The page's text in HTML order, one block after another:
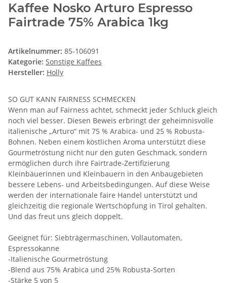
Kaffee Nosko Arturo Espresso
Fairtrade 75% Arabica 1kg
Artikelnummer: 85-106091
Kategorie: Sonstige Kaffees
Hersteller: Holly
SO GUT KANN FAIRNESS SCHMECKEN
Wenn man auf Fairness achtet, schmeckt jeder Schluck gleich
noch viel besser. Diesen Beweis erbringt der geheimnisvolle
italienische „Arturo“ mit 75 % Arabica- und 25 % Robusta-
Bohnen. Neben einem köstlichen Aroma unterstützt diese
Gourmetröstung nicht nur den guten Geschmack, sondern
ermöglichen durch ihre Fairtrade-Zertifizierung
Kleinbäuerinnen und Kleinbauern in den Anbaugebieten
bessere Lebens- und Arbeitsbedingungen. Auf diese Weise
werden der internationale faire Handel unterstützt und
gleichzeitig die regionale Wertschöpfung in Tirol gehalten.
Und das freut uns gleich doppelt.
Geeignet für: Siebträgermaschinen, Vollautomaten,
Espressokanne
-Italienische Gourmetröstung
-Blend aus 75% Arabica und 25% Robusta-Sorten
-Stärke 5 von 5